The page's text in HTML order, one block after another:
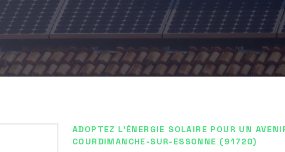
ADOPTEZ L'ÉNERGIE SOLAIRE POUR UN
COURDIMANCHE-SUR-ESSONNE (91720)